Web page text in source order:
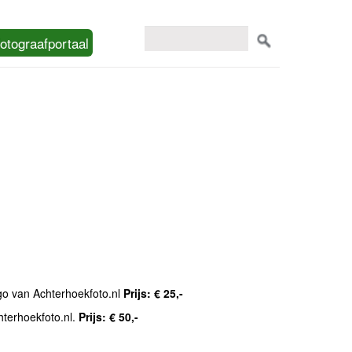
van Achterhoekfoto.nl Prijs: € 25,-
Prijs: € 50,-